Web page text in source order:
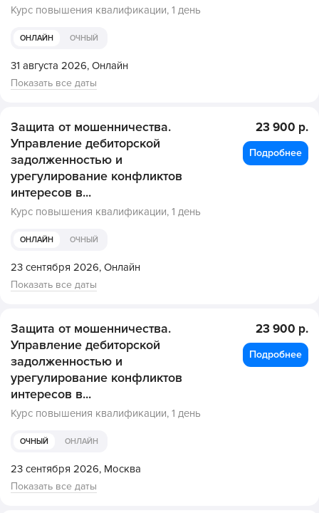
Курс повышения квалификации, 1 день
ОНЛАЙН ОЧНЫЙ
31 августа 2026, Онлайн
Показать все даты
Защита от мошенничества.
Управление дебиторской
задолженностью и
урегулирование конфликтов
интересов в...
Курс повышения квалификации, 1 день
ОНЛАЙН ОЧНЫЙ
23 сентября 2026, Онлайн
Показать все даты
23 900 р.
Подробнее
Защита от мошенничества.
Управление дебиторской
задолженностью и
урегулирование конфликтов
интересов в...
Курс повышения квалификации, 1 день
ОЧНЫЙ ОНЛАЙН
23 сентября 2026, Москва
Показать все даты
23 900 р.
Подробнее